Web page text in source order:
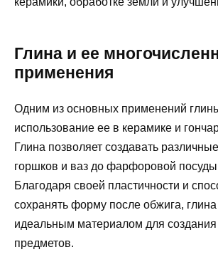
Глина и ее
применения
Одним из основных применений
использование ее в керамике и
Глина позволяет создавать
горшков и ваз до фарфоровой посуды
Благодаря своей пластичности и
сохранять форму после обжига, глина
идеальным материалом для
предметов.